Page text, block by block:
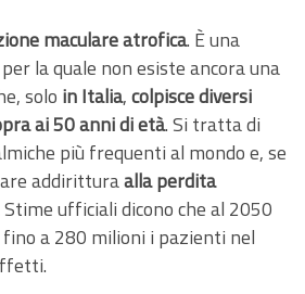
maculare atrofica. È una
la quale non esiste ancora una
solo in Italia,colpisce diversi
ai 50 anni di età. Si tratta di
più frequenti al mondo e, se
addiritturaalla perdita
Stime ufficiali dicono che al 2050
a 280 milioni i pazienti nel